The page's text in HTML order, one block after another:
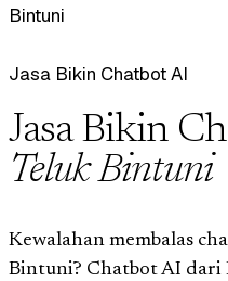
Bintuni
Jasa Bikin Chatbot AI
Jasa Bikin
Teluk Bintuni
Kewalahan membalas
Bintuni? Chatbot AI dari